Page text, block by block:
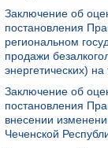
Заключение об
постановления
региональном
продажи
энергетических)
Заключение об
постановления
внесении
Чеченской